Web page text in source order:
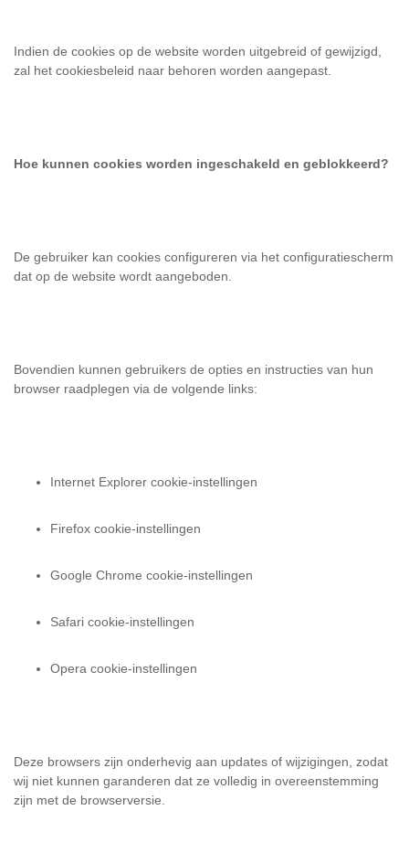
Indien de cookies op de website worden uitgebreid of gewijzigd,
zal het cookiesbeleid naar behoren worden aangepast.
Hoe kunnen cookies worden ingeschakeld en geblokkeerd?
De gebruiker kan cookies configureren via het configuratiescherm
dat op de website wordt aangeboden.
Bovendien kunnen gebruikers de opties en instructies van hun
browser raadplegen via de volgende links:
Internet Explorer cookie-instellingen
Firefox cookie-instellingen
Google Chrome cookie-instellingen
Safari cookie-instellingen
Opera cookie-instellingen
Deze browsers zijn onderhevig aan updates of wijzigingen, zodat
wij niet kunnen garanderen dat ze volledig in overeenstemming
zijn met de browserversie.